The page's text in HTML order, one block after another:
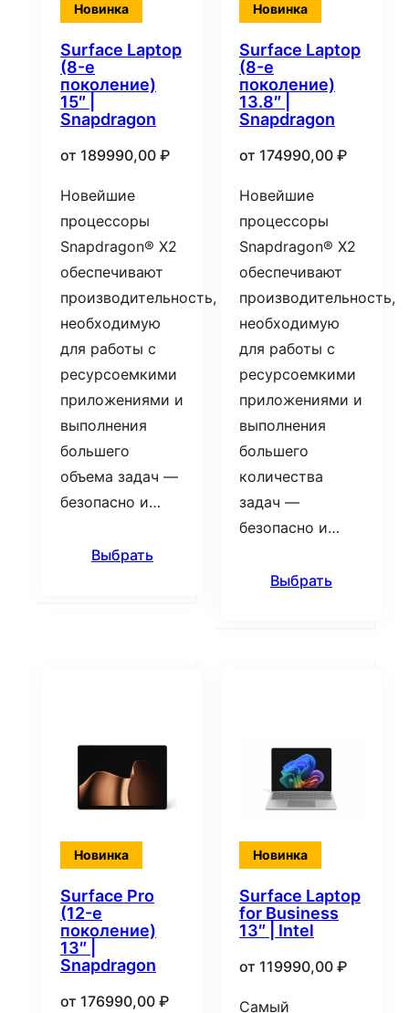
Новинка
Surface Laptop
(8-е
поколение)
15″ |
Snapdragon
от 189990,00 ₽
Новейшие
процессоры
Snapdragon® X2
обеспечивают
производительность,
необходимую
для работы с
ресурсоемкими
приложениями и
выполнения
большего
объема задач —
безопасно и…
Выбрать
Новинка
Surface Laptop
(8-е
поколение)
13.8″ |
Snapdragon
от 174990,00 ₽
Новейшие
процессоры
Snapdragon® X2
обеспечивают
производительность,
необходимую
для работы с
ресурсоемкими
приложениями и
выполнения
большего
количества
задач —
безопасно и…
Выбрать
Новинка
Surface Pro
(12-е
поколение)
13″ |
Snapdragon
от 176990,00 ₽
Новинка
Surface Laptop
for Business
13″ | Intel
от 119990,00 ₽
Самый